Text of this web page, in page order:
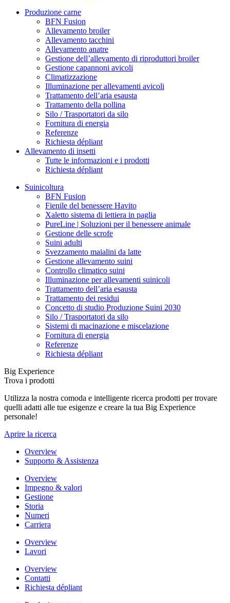
Produzione carne
BFN Fusion
Allevamento broiler
Allevamento tacchini
Allevamento anatre
Gestione dell’allevamento di riproduttori broiler
Gestione capannoni avicoli
Climatizzazione
Illuminazione per allevamenti avicoli
Trattamento dell’aria esausta
Trattamento della pollina
Silo / Trasportatori da silo
Fornitura di energia
Referenze
Richiesta dépliant
Allevamento di insetti
Tutte le informazioni e i prodotti
Richiesta dépliant
Suinicoltura
BFN Fusion
Fienile del benessere Havito
Xaletto sistema di lettiera in paglia
PureLine | Soluzioni per il benessere animale
Gestione delle scrofe
Suini adulti
Svezzamento maialini da latte
Gestione allevamento suini
Controllo climatico suini
Illuminazione per allevamenti suinicoli
Trattamento dell’aria esausta
Trattamento dei residui
Concetto di studio Produzione Suini 2030
Silo / Trasportatori da silo
Sistemi di macinazione e miscelazione
Fornitura di energia
Referenze
Richiesta dépliant
Big Experience
Trova i prodotti
Utilizza la nostra comoda e intelligente ricerca prodotti per trovare
quelli adatti alle tue esigenze e creare la tua Big Experience
personale!
Aprire la ricerca
Overview
Supporto & Assistenza
Overview
Impegno & valori
Gestione
Storia
Numeri
Carriera
Overview
Lavori
Overview
Contatti
Richiesta dépliant